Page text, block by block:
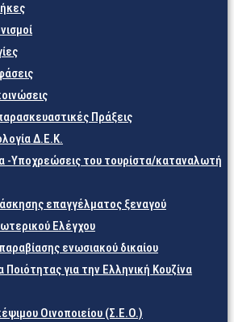
Πράξεις
Δ.Ε.Κ.
-Υποχρεώσεις του τουρίστα/καταναλωτή
επαγγέλματος ξεναγού
Ελέγχου
ενωσιακού δικαίου
Ποιότητας για την Ελληνική Κουζίνα
Οινοποιείου (Σ.Ε.Ο.)